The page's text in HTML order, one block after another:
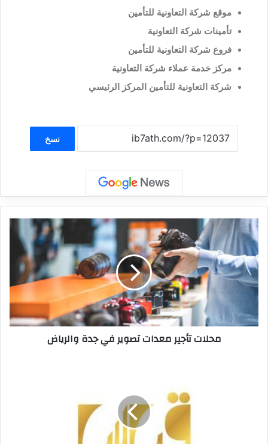
موقع شركة التعاونية للتأمين
تأمينات شركة التعاونية
فروع شركة التعاونية للتأمين
مركز خدمة عملاء شركة التعاونية
شركة التعاونية للتأمين المركز الرئيسي
نسخ
محلات تأجير معدات تصوير في جدة والرياض